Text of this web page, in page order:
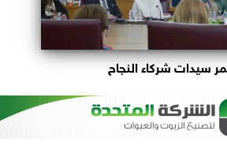
سيدات شركاء النجاح